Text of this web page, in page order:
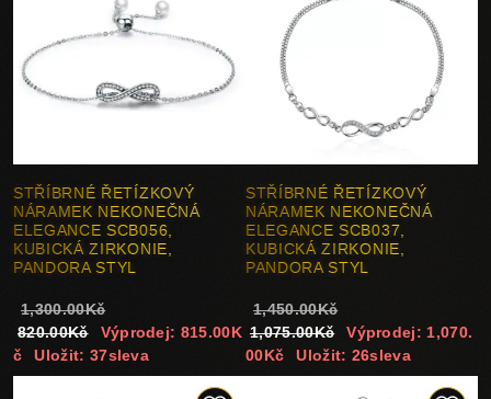
STŘÍBRNÉ ŘETÍZKOVÝ
NÁRAMEK NEKONEČNÁ
ELEGANCE SCB056,
KUBICKÁ ZIRKONIE,
PANDORA STYL
1,300.00Kč
820.00Kč
Výprodej: 815.00K
č
Uložit: 37sleva
STŘÍBRNÉ ŘETÍZKOVÝ
NÁRAMEK NEKONEČNÁ
ELEGANCE SCB037,
KUBICKÁ ZIRKONIE,
PANDORA STYL
1,450.00Kč
1,075.00Kč
Výprodej: 1,070.
00Kč
Uložit: 26sleva